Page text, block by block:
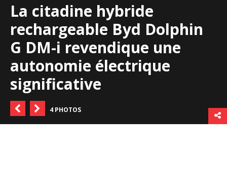
La citadine hybride
rechargeable Byd Dolphin
G DM-i revendique une
autonomie électrique
significative
4 PHOTOS